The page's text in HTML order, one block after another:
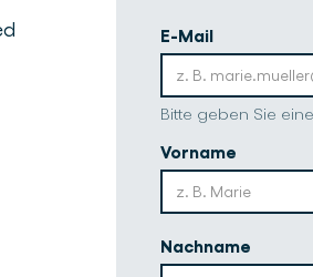
E-Mail
Bitte geben Sie
Vorname
Nachname